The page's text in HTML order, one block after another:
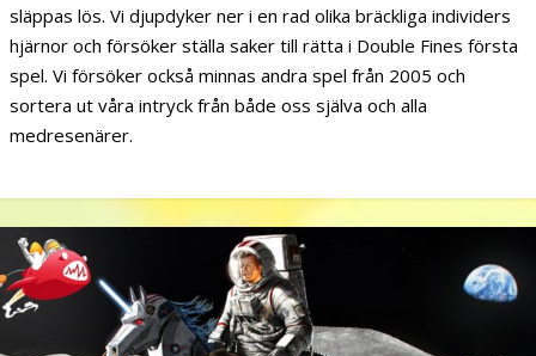
släppas lös. Vi djupdyker ner i en rad olika bräckliga individers
hjärnor och försöker ställa saker till rätta i Double Fines första
spel. Vi försöker också minnas andra spel från 2005 och
sortera ut våra intryck från både oss själva och alla
medresenärer.